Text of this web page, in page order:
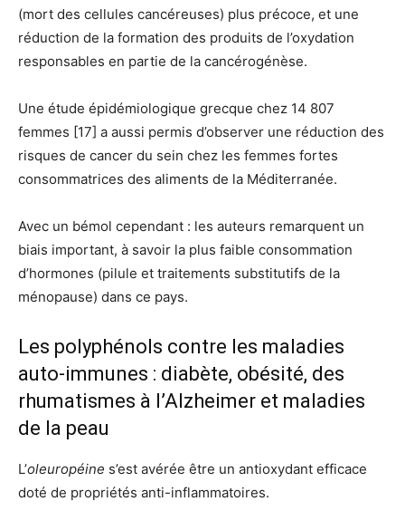
(mort des cellules cancéreuses) plus précoce, et une
réduction de la formation des produits de l’oxydation
responsables en partie de la cancérogénèse.
Une étude épidémiologique grecque chez 14 807
femmes [17] a aussi permis d’observer une réduction des
risques de cancer du sein chez les femmes fortes
consommatrices des aliments de la Méditerranée.
Avec un bémol cependant : les auteurs remarquent un
biais important, à savoir la plus faible consommation
d’hormones (pilule et traitements substitutifs de la
ménopause) dans ce pays.
Les polyphénols contre les maladies
auto-immunes : diabète, obésité, des
rhumatismes à l’Alzheimer et maladies
de la peau
L’oleuropéine s’est avérée être un antioxydant efficace
doté de propriétés anti-inflammatoires.